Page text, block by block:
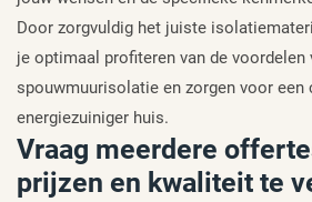
Door zorgvuldig het juiste
je optimaal profiteren van de voordelen
spouwmuurisolatie en zorgen voor een
energiezuiniger huis.
Vraag meerdere
prijzen en kwaliteit te